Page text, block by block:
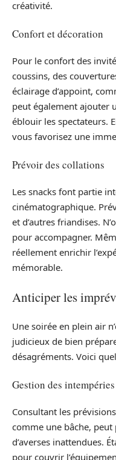
créativité.
Confort et décoration
Pour le confort des
coussins, des
éclairage d’appoint,
peut également ajouter
éblouir les spectateurs.
vous favorisez une
Prévoir des collations
Les snacks font partie
cinématographique.
et d’autres friandises.
pour accompagner.
réellement enrichir
mémorable.
Anticiper les
Une soirée en plein air
judicieux de bien
désagréments. Voici
Gestion des intempéries
Consultant les
comme une bâche,
d’averses inattendues.
pour couvrir